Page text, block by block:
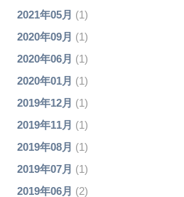
2021年05月 (1)
2020年09月 (1)
2020年06月 (1)
2020年01月 (1)
2019年12月 (1)
2019年11月 (1)
2019年08月 (1)
2019年07月 (1)
2019年06月 (2)